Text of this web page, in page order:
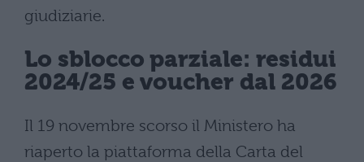
giudiziarie.
Lo sblocco parziale: residui
2024/25 e voucher dal 2026
Il 19 novembre scorso il Ministero ha
riaperto la piattaforma della Carta del